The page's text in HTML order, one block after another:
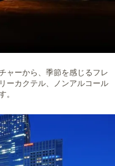
ャーから、季節を感じるフレ
ーカクテル、ノンアルコール
。